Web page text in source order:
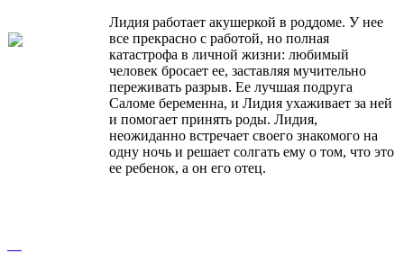
Лидия работает акушеркой в роддоме. У нее
все прекрасно с работой, но полная
катастрофа в личной жизни: любимый
человек бросает ее, заставляя мучительно
переживать разрыв. Ее лучшая подруга
Саломе беременна, и Лидия ухаживает за ней
и помогает принять роды. Лидия,
неожиданно встречает своего знакомого на
одну ночь и решает солгать ему о том, что это
ее ребенок, а он его отец.